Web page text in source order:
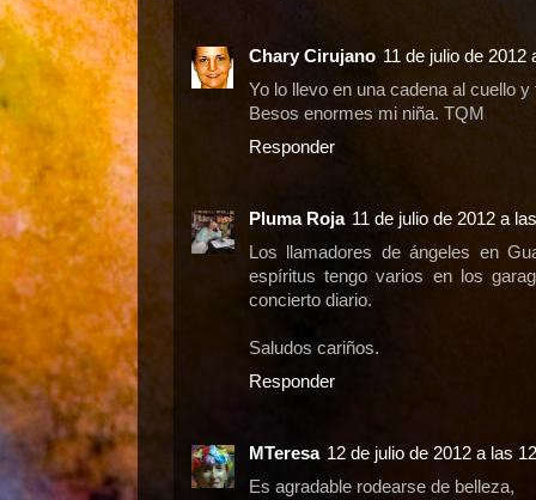
Chary Cirujano 11 de julio de 2012
Yo lo llevo en una cadena al cuello
Besos enormes mi niña. TQM
Responder
Pluma Roja 11 de julio de 2012 a
Los llamadores de ángeles en
espíritus tengo varios en los
concierto diario.
Saludos cariños.
Responder
MTeresa 12 de julio de 2012 a las
Es agradable rodearse de belleza,